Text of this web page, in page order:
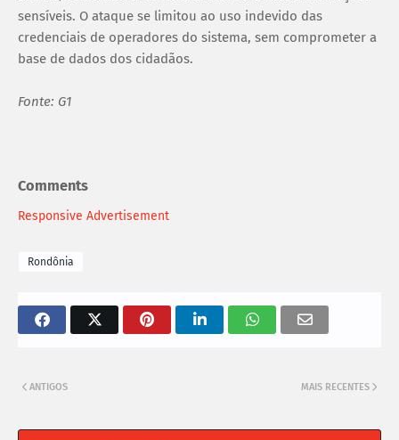
sensíveis. O ataque se limitou ao uso indevido das
credenciais de operadores do sistema, sem comprometer a
base de dados dos cidadãos.
Fonte: G1
Comments
Responsive Advertisement
Rondônia
MAIS RECENTES
ANTIGOS